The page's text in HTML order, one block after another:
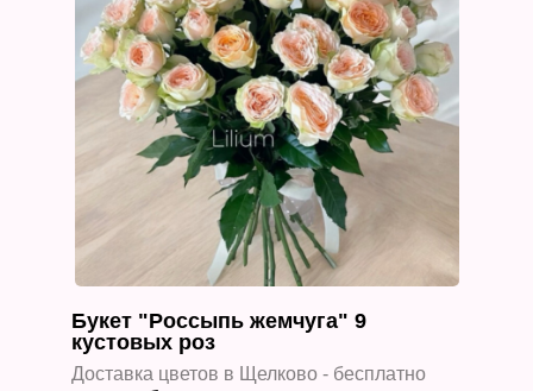
Букет "Россыпь жемчуга" 9
кустовых роз
Доставка цветов в Щелково - бесплатно